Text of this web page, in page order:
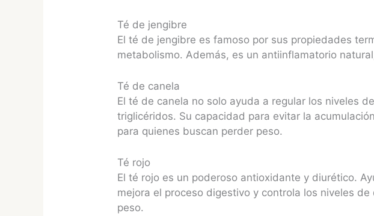
Té de jengibre
El té de jengibre es famoso por sus propiedades
metabolismo. Además, es un antiinflamatorio
Té de canela
El té de canela no solo ayuda a regular los niveles
triglicéridos. Su capacidad para evitar la
para quienes buscan perder peso.
Té rojo
El té rojo es un poderoso antioxidante y diurético.
mejora el proceso digestivo y controla los niveles
peso.